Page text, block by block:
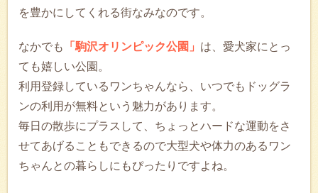
を豊かにしてくれる街なみなのです。
なかでも 「駒沢オリンピック公園」 は、愛犬家にとっ
ても嬉しい公園。
利用登録しているワンちゃんなら、いつでもドッグラ
ンの利用が無料という魅力があります。
毎日の散歩にプラスして、ちょっとハードな運動をさ
せてあげることもできるので大型犬や体力のあるワン
ちゃんとの暮らしにもぴったりですよね。